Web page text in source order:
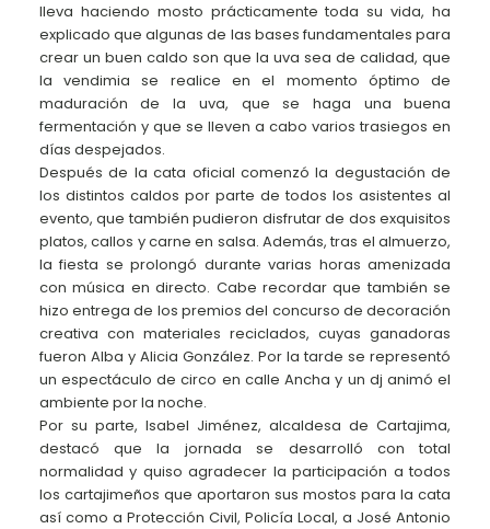
lleva haciendo mosto prácticamente toda su vida, ha
explicado que algunas de las bases fundamentales para
crear un buen caldo son que la uva sea de calidad, que
la vendimia se realice en el momento óptimo de
maduración de la uva, que se haga una buena
fermentación y que se lleven a cabo varios trasiegos en
días despejados.
Después de la cata oficial comenzó la degustación de
los distintos caldos por parte de todos los asistentes al
evento, que también pudieron disfrutar de dos exquisitos
platos, callos y carne en salsa. Además, tras el almuerzo,
la fiesta se prolongó durante varias horas amenizada
con música en directo. Cabe recordar que también se
hizo entrega de los premios del concurso de decoración
creativa con materiales reciclados, cuyas ganadoras
fueron Alba y Alicia González. Por la tarde se representó
un espectáculo de circo en calle Ancha y un dj animó el
ambiente por la noche.
Por su parte, Isabel Jiménez, alcaldesa de Cartajima,
destacó que la jornada se desarrolló con total
normalidad y quiso agradecer la participación a todos
los cartajimeños que aportaron sus mostos para la cata
así como a Protección Civil, Policía Local, a José Antonio